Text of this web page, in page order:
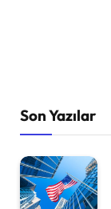
Son Yazılar